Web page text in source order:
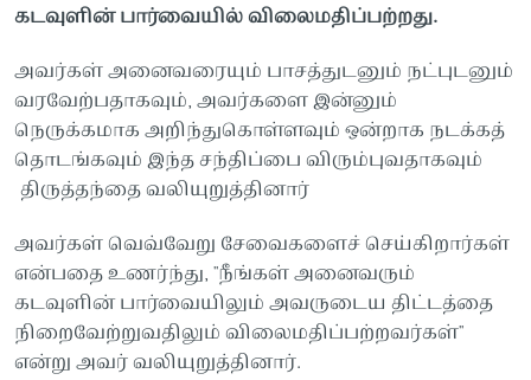
கடவுளின் பார்வையில் விலைமதிப்பற்றது.
அவர்கள் அனைவரையும் பாசத்துடனும் நட்புடனும்
வரவேற்பதாகவும், அவர்களை இன்னும்
நெருக்கமாக அறிந்துகொள்ளவும் ஒன்றாக நடக்கத்
தொடங்கவும் இந்த சந்திப்பை விரும்புவதாகவும்
திருத்தந்தை வலியுறுத்தினார்
அவர்கள் வெவ்வேறு சேவைகளைச் செய்கிறார்கள்
என்பதை உணர்ந்து, "நீங்கள் அனைவரும்
கடவுளின் பார்வையிலும் அவருடைய திட்டத்தை
நிறைவேற்றுவதிலும் விலைமதிப்பற்றவர்கள்"
என்று அவர் வலியுறுத்தினார்.